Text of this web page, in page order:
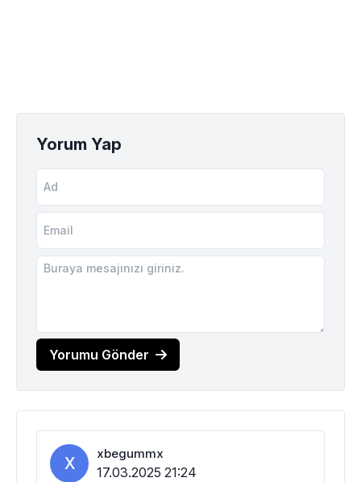
Yorum Yap
Yorumu Gönder
X xbegummx
17.03.2025 21:24